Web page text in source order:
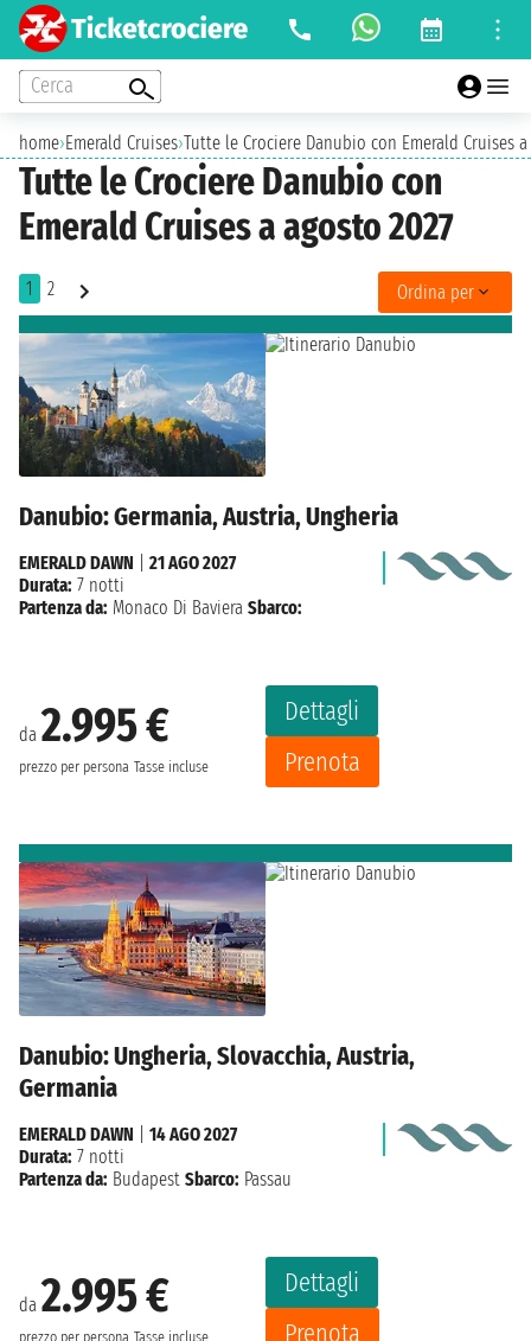
Cerca
home›Emerald Cruises›Tutte le Crociere Danubio con Emerald Cruises
Tutte le Crociere Danubio con
Emerald Cruises a agosto 2027
1 2 Ordina per
Danubio: Germania, Austria, Ungheria
da 2.995 €
prezzo per persona Tasse incluse
Dettagli
Prenota
EMERALD DAWN
21 AGO 2027
Durata: 7 notti
Partenza da: Monaco Di Baviera Sbarco:
Danubio: Ungheria, Slovacchia, Austria,
Germania
da 2.995 €
Dettagli
Prenota
EMERALD DAWN
14 AGO 2027
Durata: 7 notti
Partenza da: Budapest Sbarco: Passau